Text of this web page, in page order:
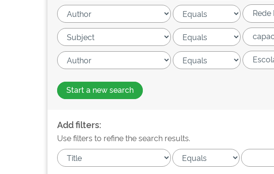
Start a new search
Add filters:
Use filters to refine the search results.